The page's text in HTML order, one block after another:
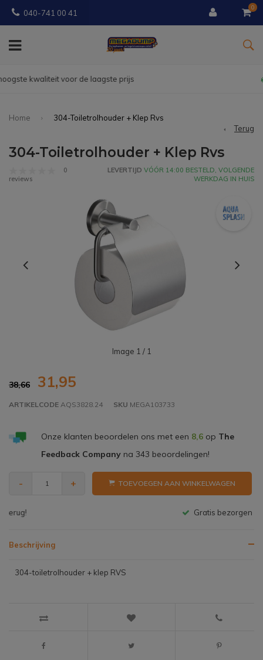
040-741 00 41
0
Gratisbezorgd vanaf € 150
Home
304-Toiletrolhouder + Klep Rvs
Terug
304-Toiletrolhouder + Klep Rvs
0
reviews
LEVERTIJD VÓÓR 14:00 BESTELD, VOLGENDE
WERKDAG IN HUIS
Image 1 / 1
38,66 31,95
ARTIKELCODE AQS3828.24 SKU MEGA103733
Onze klanten beoordelen ons met een 8,6op The
Feedback Companyna 343 beoordelingen!
- + TOEVOEGEN AAN WINKELWAGEN
Gratis bezorgen v.a. € 150,- (NL)
Beschrijving
304-toiletrolhouder + klep RVS